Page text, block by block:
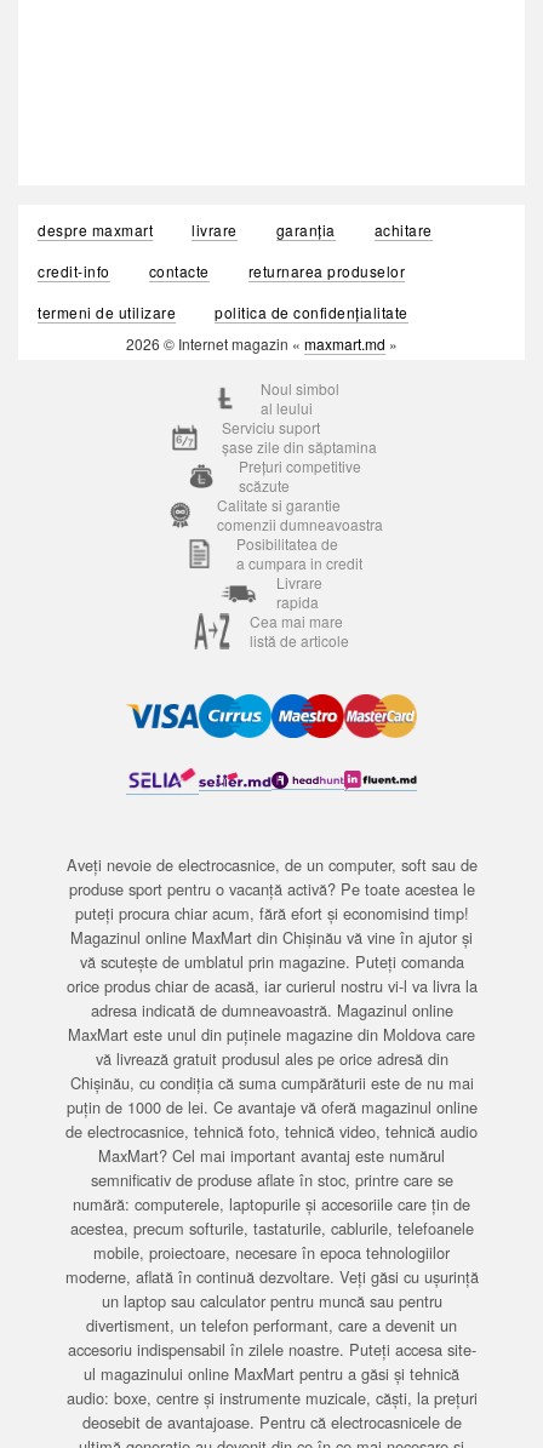
despre maxmart livrare garanția
achitare
credit-info
contacte
returnarea produselor
termeni de utilizare
politica de confidențialitate
2026 © Internet magazin « maxmart.md »
Noul simbol
al leului
Serviciu suport
șase zile din săptamina
Prețuri competitive
scăzute
Calitate si garantie
comenzii dumneavoastra
Posibilitatea de
a cumpara in credit
Livrare
rapida
Cea mai mare
listă de articole
Aveți nevoie de electrocasnice, de un computer, soft sau de
produse sport pentru o vacanță activă? Pe toate acestea le
puteți procura chiar acum, fără efort și economisind timp!
Magazinul online MaxMart din Chișinău vă vine în ajutor și
vă scutește de umblatul prin magazine. Puteți comanda
orice produs chiar de acasă, iar curierul nostru vi-l va livra la
adresa indicată de dumneavoastră. Magazinul online
MaxMart este unul din puținele magazine din Moldova care
vă livrează gratuit produsul ales pe orice adresă din
Chișinău, cu condiția că suma cumpărăturii este de nu mai
puțin de 1000 de lei. Ce avantaje vă oferă magazinul online
de electrocasnice, tehnică foto, tehnică video, tehnică audio
MaxMart? Cel mai important avantaj este numărul
semnificativ de produse aflate în stoc, printre care se
numără: computerele, laptopurile și accesoriile care țin de
acestea, precum softurile, tastaturile, cablurile, telefoanele
mobile, proiectoare, necesare în epoca tehnologiilor
moderne, aflată în continuă dezvoltare. Veți găsi cu ușurință
un laptop sau calculator pentru muncă sau pentru
divertisment, un telefon performant, care a devenit un
accesoriu indispensabil în zilele noastre. Puteți accesa site-
ul magazinului online MaxMart pentru a găsi și tehnică
audio: boxe, centre și instrumente muzicale, căști, la prețuri
deosebit de avantajoase. Pentru că electrocasnicele de